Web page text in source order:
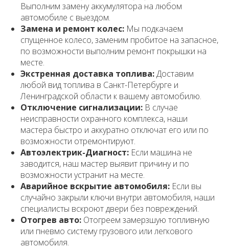
Выполним замену аккумулятора на любом
автомобиле с выездом.
Замена и ремонт колес: Мы подкачаем
спущенное колесо, заменим пробитое на запасное,
по возможности выполним ремонт покрышки на
месте.
Экстренная доставка топлива:Доставим
любой вид топлива в Санкт-Петербурге и
Ленинградской области к вашему автомобилю.
Отключение сигнализации: В случае
неисправности охранного комплекса, наши
мастера быстро и аккуратно отключат его или по
возможности отремонтируют.
Автоэлектрик-Диагност: Если машина не
заводится, наш мастер выявит причину и по
возможности устранит на месте.
Аварийное вскрытие автомобиля: Если вы
случайно закрыли ключи внутри автомобиля, наши
специалисты вскроют двери без повреждений.
Отогрев авто: Отогреем замерзшую топливную
или пневмо систему грузового или легкового
автомобиля.